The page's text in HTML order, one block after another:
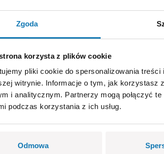
Zgoda
korzysta z plików cookie
pliki cookie do spersonalizowania
witrynie. Informacje o tym, jak korzystasz
i analitycznym. Partnerzy mogą połączyć
podczas korzystania z ich usług.
Odmowa